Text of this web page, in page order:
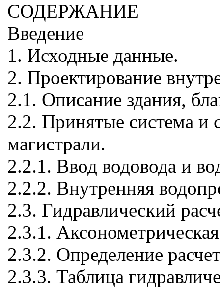
СОДЕРЖАНИЕ
Введение
1. Исходные данные.
2. Проектирование
2.1. Описание здания,
2.2. Принятые система и
магистрали.
2.2.1. Ввод водовода и
2.2.2. Внутренняя
2.3. Гидравлический
2.3.1.
2.3.2. Определение
2.3.3. Таблица